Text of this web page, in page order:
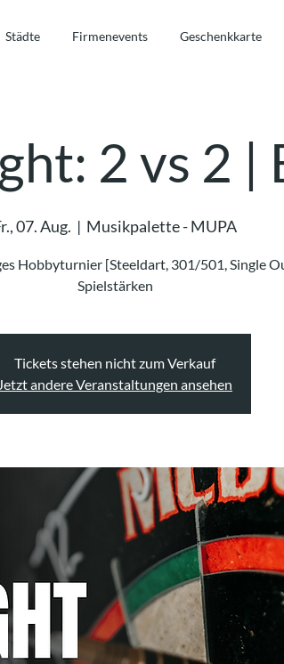
Städte Firmenevents Geschenkkarte
2 vs 2 |
07. Aug.
  |
Musikpalette - MUPA
Hobbyturnier [Steeldart, 301/501, Single
Spielstärken
Tickets stehen nicht zum Verkauf
Jetzt andere Veranstaltungen ansehen